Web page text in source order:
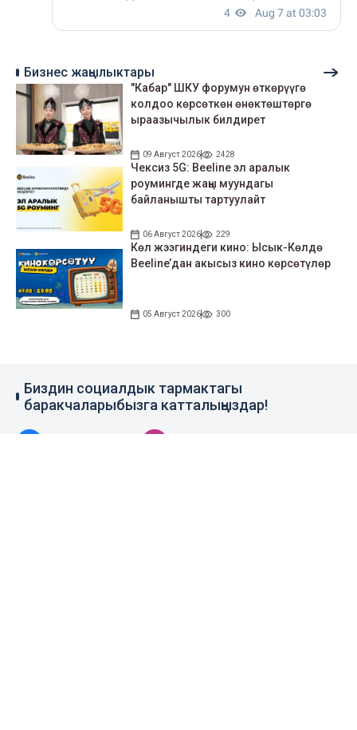
Бизнес жаңылыктары
"Кабар" ШКУ форумун өткөрүүгө
колдоо көрсөткөн өнөктөштөргө
ыраазычылык билдирет
09 Август 2026 2428
Чексиз 5G: Beeline эл аралык
роумингде жаңы муундагы
байланышты тартуулайт
06 Август 2026 229
Көл жээгиндеги кино: Ысык-Көлдө
Beeline’дан акысыз кино көрсөтүлөр
05 Август 2026 300
Биздин социалдык тармактагы
баракчаларыбызга катталыңыздар!